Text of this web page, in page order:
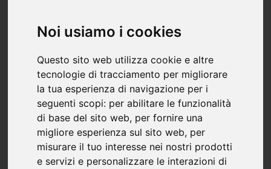
Noi usiamo i cookies
Questo sito web utilizza cookie e altre
tecnologie di tracciamento per migliorare
la tua esperienza di navigazione per i
seguenti scopi: per abilitare le funzionalità
di base del sito web, per fornire una
migliore esperienza sul sito web, per
misurare il tuo interesse nei nostri prodotti
e servizi e personalizzare le interazioni di